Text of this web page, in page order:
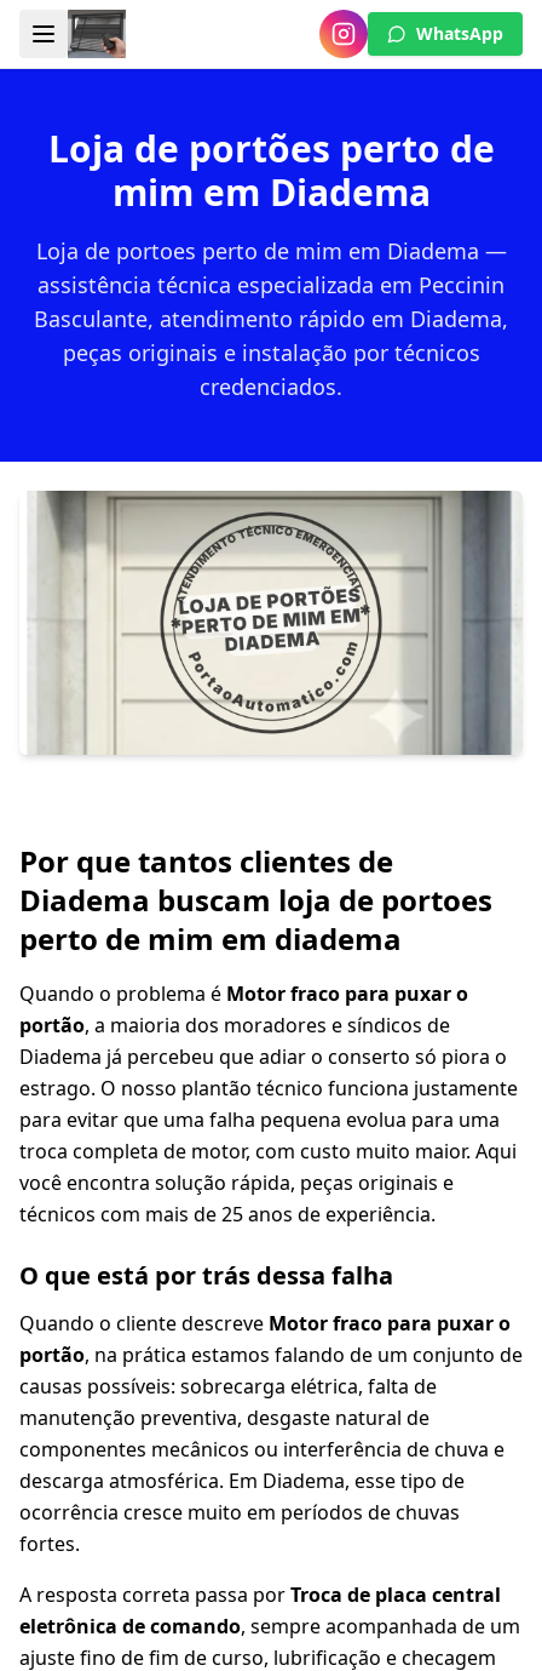
WhatsApp
Loja de portões perto de
mim em Diadema
Loja de portoes perto de mim em Diadema —
assistência técnica especializada em Peccinin
Basculante, atendimento rápido em Diadema,
peças originais e instalação por técnicos
credenciados.
Por que tantos clientes de
Diadema buscam loja de portoes
perto de mim em diadema
Quando o problema é Motor fraco para puxar o
portão, a maioria dos moradores e síndicos de
Diadema já percebeu que adiar o conserto só piora o
estrago. O nosso plantão técnico funciona justamente
para evitar que uma falha pequena evolua para uma
troca completa de motor, com custo muito maior. Aqui
você encontra solução rápida, peças originais e
técnicos com mais de 25 anos de experiência.
O que está por trás dessa falha
Quando o cliente descreve Motor fraco para puxar o
portão, na prática estamos falando de um conjunto de
causas possíveis: sobrecarga elétrica, falta de
manutenção preventiva, desgaste natural de
componentes mecânicos ou interferência de chuva e
descarga atmosférica. Em Diadema, esse tipo de
ocorrência cresce muito em períodos de chuvas
fortes.
A resposta correta passa porTroca de placa central
eletrônica de comando, sempre acompanhada de um
ajuste fino de fim de curso, lubrificação e checagem